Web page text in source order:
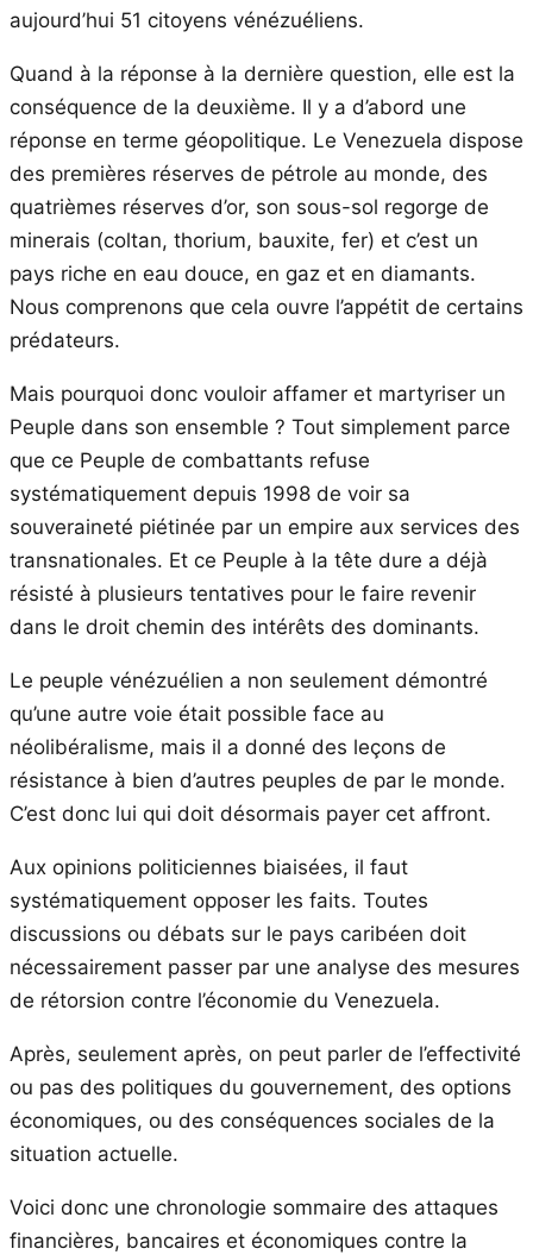
aujourd’hui 51 citoyens vénézuéliens.
Quand à la réponse à la dernière question, elle est la
conséquence de la deuxième. Il y a d’abord une
réponse en terme géopolitique. Le Venezuela dispose
des premières réserves de pétrole au monde, des
quatrièmes réserves d’or, son sous-sol regorge de
minerais (coltan, thorium, bauxite, fer) et c’est un
pays riche en eau douce, en gaz et en diamants.
Nous comprenons que cela ouvre l’appétit de certains
prédateurs.
Mais pourquoi donc vouloir affamer et martyriser un
Peuple dans son ensemble ? Tout simplement parce
que ce Peuple de combattants refuse
systématiquement depuis 1998 de voir sa
souveraineté piétinée par un empire aux services des
transnationales. Et ce Peuple à la tête dure a déjà
résisté à plusieurs tentatives pour le faire revenir
dans le droit chemin des intérêts des dominants.
Le peuple vénézuélien a non seulement démontré
qu’une autre voie était possible face au
néolibéralisme, mais il a donné des leçons de
résistance à bien d’autres peuples de par le monde.
C’est donc lui qui doit désormais payer cet affront.
Aux opinions politiciennes biaisées, il faut
systématiquement opposer les faits. Toutes
discussions ou débats sur le pays caribéen doit
nécessairement passer par une analyse des mesures
de rétorsion contre l’économie du Venezuela.
Après, seulement après, on peut parler de l’effectivité
ou pas des politiques du gouvernement, des options
économiques, ou des conséquences sociales de la
situation actuelle.
Voici donc une chronologie sommaire des attaques
financières, bancaires et économiques contre la